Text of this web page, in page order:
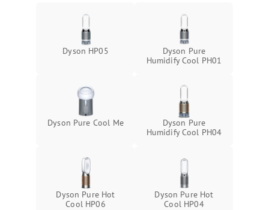
Dyson HP05
Dyson Pure
Humidify Cool PH01
Dyson Pure Cool Me
Dyson Pure
Humidify Cool PH04
Dyson Pure Hot
Cool HP06
Dyson Pure Hot
Cool HP04